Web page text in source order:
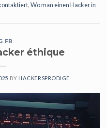
,Wo man einen Hacker in
FR
éthique
BY HACKERSPRODIGE